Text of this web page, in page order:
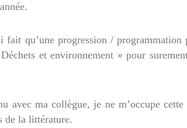
fait qu’une progression /
et environnement » pour
avec ma collègue, je ne m’occupe
la littérature.